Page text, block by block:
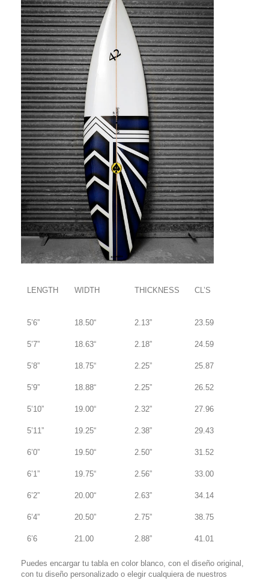
LENGTH WIDTH THICKNESS CL’S
5’6” 18.50“ 2.13” 23.59
5’7” 18.63“ 2.18” 24.59
5’8” 18.75“ 2.25” 25.87
5’9” 18.88“ 2.25” 26.52
5’10” 19.00“ 2.32” 27.96
5’11” 19.25“ 2.38” 29.43
6’0” 19.50“ 2.50” 31.52
6’1” 19.75“ 2.56” 33.00
6’2” 20.00“ 2.63” 34.14
6’4” 20.50” 2.75” 38.75
6’6 21.00 2.88” 41.01
Puedes encargar tu tabla en color blanco, con el diseño original,
con tu diseño personalizado o elegir cualquiera de nuestros